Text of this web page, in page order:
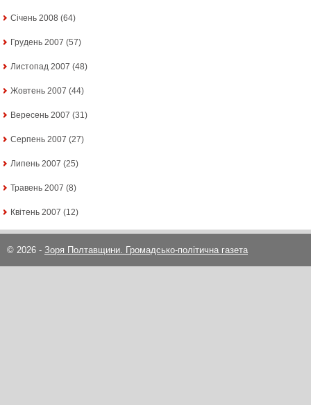
Січень 2008 (64)
Грудень 2007 (57)
Листопад 2007 (48)
Жовтень 2007 (44)
Вересень 2007 (31)
Серпень 2007 (27)
Липень 2007 (25)
Травень 2007 (8)
Квітень 2007 (12)
© 2026 - Зоря Полтавщини. Громадсько-політична газета